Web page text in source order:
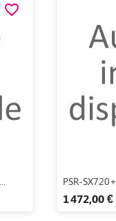
favorite_border

PSR-
1 472,00 €